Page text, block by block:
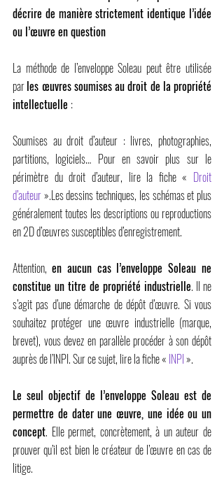
décrire de manière strictement identique l’idée
ou l’œuvre en question
La méthode de l’enveloppe Soleau peut être utilisée
par les œuvres soumises au droit de la propriété
intellectuelle :
Soumises au droit d’auteur : livres, photographies,
partitions, logiciels… Pour en savoir plus sur le
périmètre du droit d’auteur, lire la fiche « Droit
d’auteur ».Les dessins techniques, les schémas et plus
généralement toutes les descriptions ou reproductions
en 2D d’œuvres susceptibles d’enregistrement.
Attention, en aucun cas l’enveloppe Soleau ne
constitue un titre de propriété industrielle. Il ne
s’agit pas d’une démarche de dépôt d’œuvre. Si vous
souhaitez protéger une œuvre industrielle (marque,
brevet), vous devez en parallèle procéder à son dépôt
auprès de l’INPI. Sur ce sujet, lire la fiche « INPI ».
Le seul objectif de l’enveloppe Soleau est de
permettre de dater une œuvre, une idée ou un
concept. Elle permet, concrètement, à un auteur de
prouver qu’il est bien le créateur de l’œuvre en cas de
litige.